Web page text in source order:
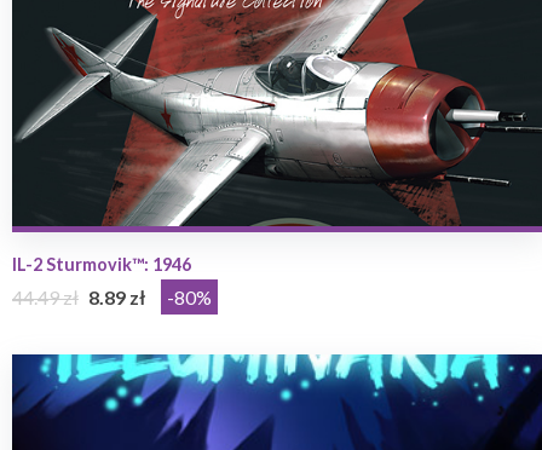
IL-2 Sturmovik™: 1946
44.49 zł 8.89 zł -80%